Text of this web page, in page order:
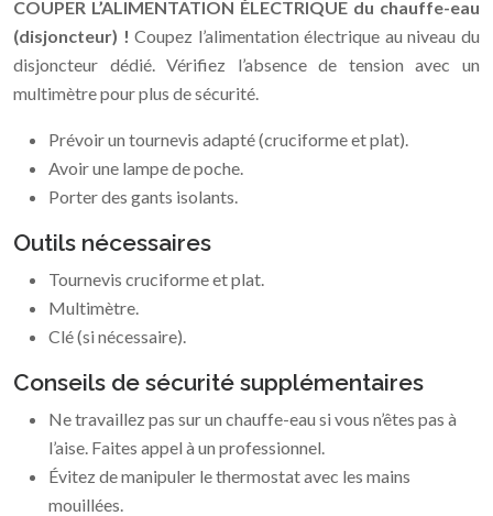
COUPER L’ALIMENTATION ÉLECTRIQUE du chauffe-eau
(disjoncteur) !Coupez l’alimentation électrique au niveau du
disjoncteur dédié. Vérifiez l’absence de tension avec un
multimètre pour plus de sécurité.
Prévoir un tournevis adapté (cruciforme et plat).
Avoir une lampe de poche.
Porter des gants isolants.
Outils nécessaires
Tournevis cruciforme et plat.
Multimètre.
Clé (si nécessaire).
Conseils de sécurité supplémentaires
Ne travaillez pas sur un chauffe-eau si vous n’êtes pas à
l’aise. Faites appel à un professionnel.
Évitez de manipuler le thermostat avec les mains
mouillées.